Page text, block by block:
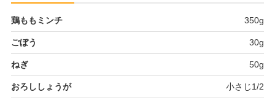
鶏ももミンチ 350g
ごぼう 30g
ねぎ 50g
おろししょうが 小さじ1/2